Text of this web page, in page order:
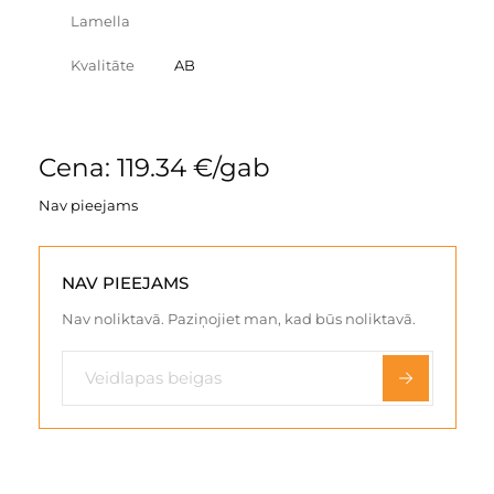
Lamella
Kvalitāte AB
Cena: 119.34 €/gab
Nav pieejams
NAV PIEEJAMS
Nav noliktavā. Paziņojiet man, kad būs noliktavā.